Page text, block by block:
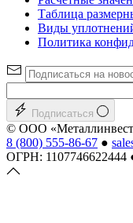
Таблица
Виды
Политика
Подписаться
© ООО
8 (800) 555-86-67 ●
ОГРН: